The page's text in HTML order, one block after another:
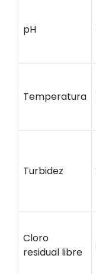
pH
Temperatura
Turbidez
Cloro
residual libre